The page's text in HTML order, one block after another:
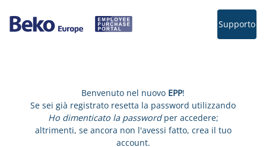
Supporto
Benvenuto nel nuovo EPP!
Se sei già registrato resetta la password utilizzando
Ho dimenticato la passwordper accedere;
altrimenti, se ancora non l'avessi fatto, crea il tuo
account.